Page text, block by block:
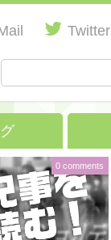
Twitter
0 comments